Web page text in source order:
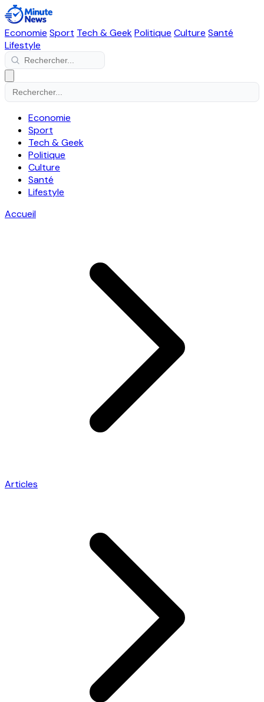
Economie Sport Tech & GeekPolitique Culture Santé
Lifestyle
Economie
Sport
Tech & Geek
Politique
Culture
Santé
Lifestyle
Accueil
Articles